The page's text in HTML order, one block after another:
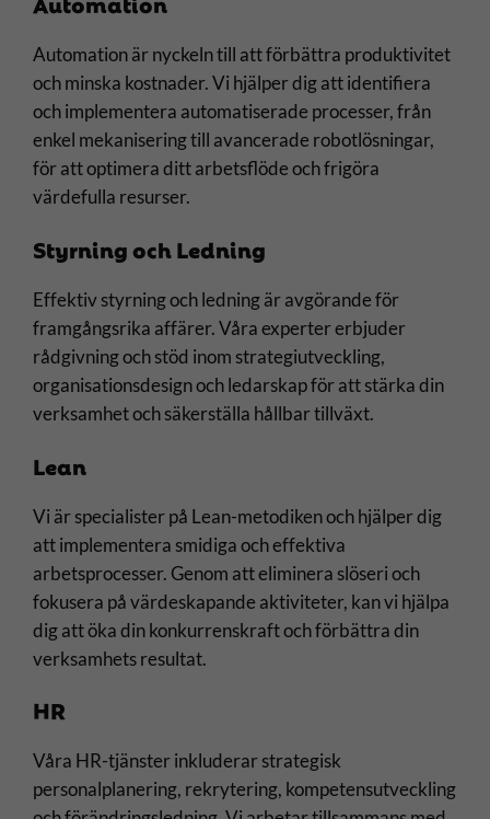
Automation är nyckeln till att förbättra produktivitet
och minska kostnader. Vi hjälper dig att identifiera
och implementera automatiserade processer, från
enkel mekanisering till avancerade robotlösningar,
för att optimera ditt arbetsflöde och frigöra
värdefulla resurser.
Styrning och Ledning
Effektiv styrning och ledning är avgörande för
framgångsrika affärer. Våra experter erbjuder
rådgivning och stöd inom strategiutveckling,
organisationsdesign och ledarskap för att stärka din
verksamhet och säkerställa hållbar tillväxt.
Lean
Vi är specialister på Lean-metodiken och hjälper dig
att implementera smidiga och effektiva
arbetsprocesser. Genom att eliminera slöseri och
fokusera på värdeskapande aktiviteter, kan vi hjälpa
dig att öka din konkurrenskraft och förbättra din
verksamhets resultat.
HR
Våra HR-tjänster inkluderar strategisk
personalplanering, rekrytering, kompetensutveckling